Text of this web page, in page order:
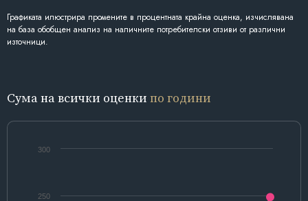
Графиката илюстрира промените в процентната крайна оценка, изчислявана
на база обобщен анализ на наличните потребителски отзиви от различни
източници.
Сума на всички оценки по години
250
300